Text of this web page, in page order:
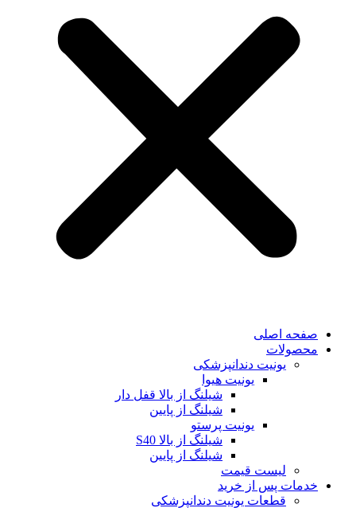
صفحه اصلی
محصولات
یونیت دندانپزشکی
یونیت هیوا
شیلنگ از بالا قفل دار
شیلنگ از پایین
یونیت پرستو
شیلنگ از بالا S40
شیلنگ از پایین
لیست قیمت
خدمات پس از خرید
قطعات یونیت دندانپزشکی